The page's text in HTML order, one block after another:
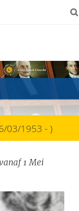
03/1953 - )
1 Mei